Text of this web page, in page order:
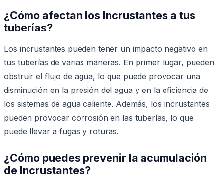
¿Cómo afectan los Incrustantes a tus
tuberías?
Los incrustantes pueden tener un impacto negativo en
tus tuberías de varias maneras. En primer lugar, pueden
obstruir el flujo de agua, lo que puede provocar una
disminución en la presión del agua y en la eficiencia de
los sistemas de agua caliente. Además, los incrustantes
pueden provocar corrosión en las tuberías, lo que
puede llevar a fugas y roturas.
¿Cómo puedes prevenir la acumulación
de Incrustantes?